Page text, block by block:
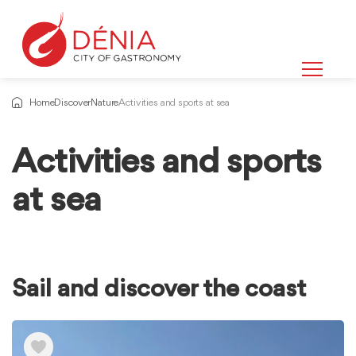
HomeDiscoverNatureActivities and sports at sea
Activities and sports
at sea
Information
about
Sail and discover the coast
elementos